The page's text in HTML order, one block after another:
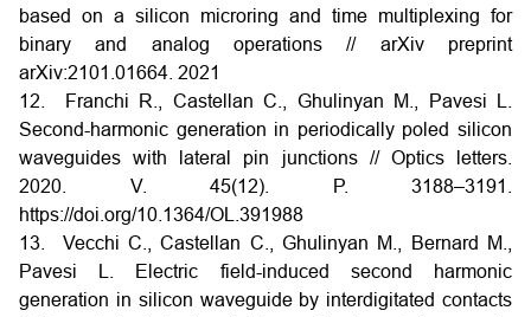
based on a silicon microring and time multiplexing for
binary and analog operations // arXiv preprint
arXiv:2101.01664. 2021
12. Franchi R., Castellan C., Ghulinyan M., Pavesi L.
Second-harmonic generation in periodically poled silicon
waveguides with lateral pin junctions // Optics letters.
2020. V. 45(12). P. 3188–3191.
https://doi.org/10.1364/OL.391988
13. Vecchi C., Castellan C., Ghulinyan M., Bernard M.,
Pavesi L. Electric field-induced second harmonic
generation in silicon waveguide by interdigitated contacts